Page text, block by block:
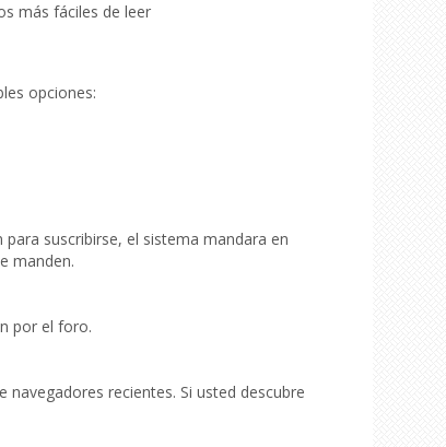
más fáciles de leer
opciones:
suscribirse, el sistema mandara en
manden.
por el foro.
recientes. Si usted descubre